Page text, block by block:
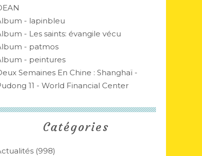
Catégories
(998)
- lapinbleu
- Les saints: évangile vécu
- patmos
- peintures
Semaines En Chine : Shanghaï -
11 - World Financial Center